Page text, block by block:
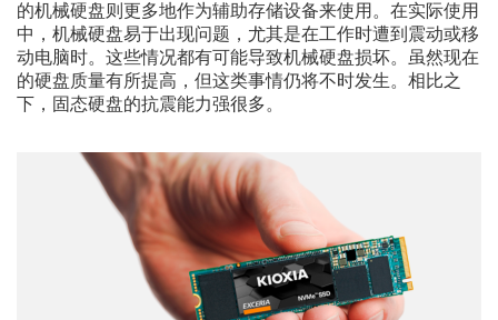
的机械硬盘则更多地作为辅助存储设备来使用。在实际使用
中，机械硬盘易于出现问题，尤其是在工作时遭到震动或移
动电脑时。这些情况都有可能导致机械硬盘损坏。虽然现在
的硬盘质量有所提高，但这类事情仍将不时发生。相比之
下，固态硬盘的抗震能力强很多。